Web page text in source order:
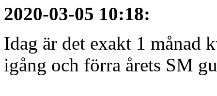
2020-03-05 10:18:
Idag är det exakt 1 månad
igång och förra årets SM